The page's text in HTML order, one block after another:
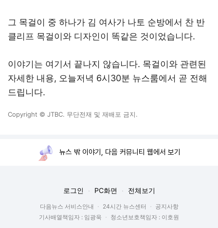
그 목걸이 중 하나가 김 여사가 나토 순방에서 찬 반
클리프 목걸이와 디자인이 똑같은 것이었습니다.
이야기는 여기서 끝나지 않습니다. 목걸이와 관련된
자세한 내용, 오늘저녁 6시30분 뉴스룸에서 곧 전해
드립니다.
Copyright © JTBC. 무단전재 및 재배포 금지.
뉴스 밖 이야기, 다음 커뮤니티 웹에서 보기
로그인 PC화면 전체보기
다음뉴스 서비스안내 24시간 뉴스센터
공지사항
기사배열책임자 : 임광욱
청소년보호책임자 : 이호원